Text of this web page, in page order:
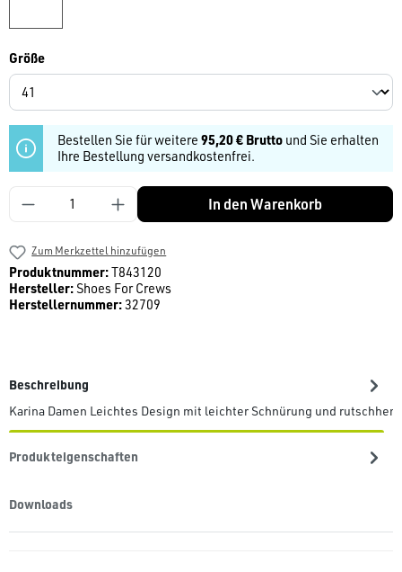
Größeauswählen
Bestellen Sie für weitere 95,20 € Brutto und Sie erhalten
Ihre Bestellung versandkostenfrei.
Produkt Anzahl: Gib den gewünschten Wert
In den Warenkorb
Zum Merkzettel hinzufügen
Produktnummer:T843120
Hersteller:Shoes For Crews
Herstellernummer:32709
Beschreibung
Karina Damen Leichtes Design mit leichter Schnürung und
Produkteigenschaften
Downloads